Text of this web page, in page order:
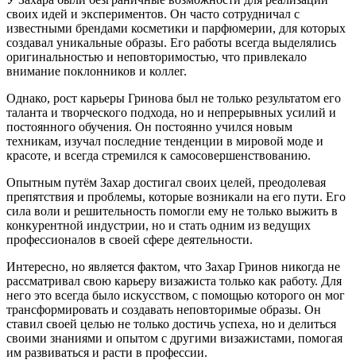
своих идей и экспериментов. Он часто сотрудничал с
известными брендами косметики и парфюмерии, для которых
создавал уникальные образы. Его работы всегда выделялись
оригинальностью и неповторимостью, что привлекало
внимание поклонников и коллег.
Однако, рост карьеры Гринова был не только результатом его
таланта и творческого подхода, но и непрерывных усилий и
постоянного обучения. Он постоянно учился новым
техникам, изучал последние тенденции в мировой моде и
красоте, и всегда стремился к самосовершенствованию.
Опытным путём Захар достигал своих целей, преодолевая
препятствия и проблемы, которые возникали на его пути. Его
сила воли и решительность помогли ему не только выжить в
конкурентной индустрии, но и стать одним из ведущих
профессионалов в своей сфере деятельности.
Интересно, но является фактом, что Захар Гринов никогда не
рассматривал свою карьеру визажиста только как работу. Для
него это всегда было искусством, с помощью которого он мог
трансформировать и создавать неповторимые образы. Он
ставил своей целью не только достичь успеха, но и делиться
своими знаниями и опытом с другими визажистами, помогая
им развиваться и расти в профессии.